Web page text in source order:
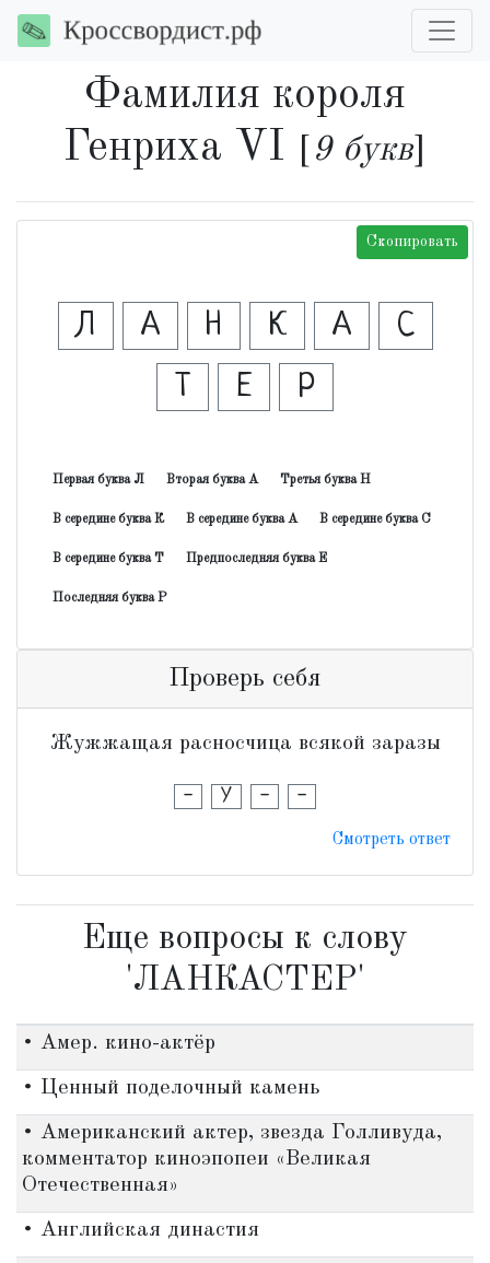
Фамилия короля
Генриха VI
9 букв]
Скопировать
Л А Н К А
С
Т
Е Р
Первая буква Л Вторая буква А Третья буква Н
В середине буква К В середине буква А В середине буква С
В середине буква Т Предпоследняя буква Е
Последняя буква Р
Проверь себя
Жужжащая расносчица всякой заразы
- У - -
Смотреть ответ
Еще вопросы к слову
'ЛАНКАСТЕР'
• Амер. кино-актёр
• Ценный поделочный камень
• Американский актер, звезда Голливуда,
комментатор киноэпопеи «Великая
Отечественная»
• Английская династия